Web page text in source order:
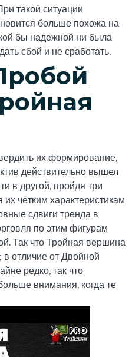
такой ситуации
больше похожа на
бы надежной ни была
сбой и не сработать.
их формирование,
действительно вышел
в другой, пройдя три
чётким характеристикам
сдвиги тренда в
по этим фигурам
Так что Тройная вершина
отличие от Двойной
редко, так что
внимания, когда те